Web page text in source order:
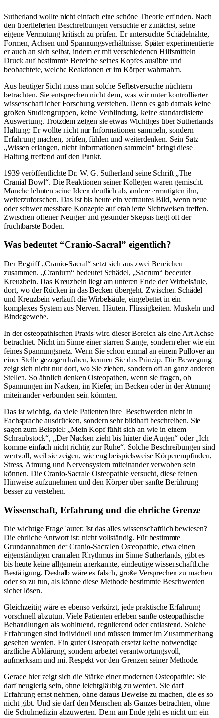
Sutherland wollte nicht einfach eine schöne Theorie erfinden. Nach
den überlieferten Beschreibungen versuchte er zunächst, seine
eigene Vermutung kritisch zu prüfen. Er untersuchte Schädelnähte,
Formen, Achsen und Spannungsverhältnisse. Später experimentierte
er auch an sich selbst, indem er mit verschiedenen Hilfsmitteln
Druck auf bestimmte Bereiche seines Kopfes ausübte und
beobachtete, welche Reaktionen er im Körper wahrnahm.
Aus heutiger Sicht muss man solche Selbstversuche nüchtern
betrachten. Sie entsprechen nicht dem, was wir unter kontrollierter
wissenschaftlicher Forschung verstehen. Denn es gab damals keine
großen Studiengruppen, keine Verblindung, keine standardisierte
Auswertung. Trotzdem zeigen sie etwas Wichtiges über Sutherlands
Haltung: Er wollte nicht nur Informationen sammeln, sondern
Erfahrung machen, prüfen, fühlen und weiterdenken. Sein Satz
„Wissen erlangen, nicht Informationen sammeln“ bringt diese
Haltung treffend auf den Punkt.
1939 veröffentlichte Dr. W. G. Sutherland seine Schrift „The
Cranial Bowl“. Die Reaktionen seiner Kollegen waren gemischt.
Manche lehnten seine Ideen deutlich ab, andere ermutigten ihn,
weiterzuforschen. Das ist bis heute ein vertrautes Bild, wenn neue
oder schwer messbare Konzepte auf etablierte Sichtweisen treffen.
Zwischen offener Neugier und gesunder Skepsis liegt oft der
fruchtbarste Boden.
Was bedeutet “Cranio-Sacral” eigentlich?
Der Begriff „Cranio-Sacral“ setzt sich aus zwei Bereichen
zusammen. „Cranium“ bedeutet Schädel, „Sacrum“ bedeutet
Kreuzbein. Das Kreuzbein liegt am unteren Ende der Wirbelsäule,
dort, wo der Rücken in das Becken übergeht. Zwischen Schädel
und Kreuzbein verläuft die Wirbelsäule, eingebettet in ein
komplexes System aus Nerven, Häuten, Flüssigkeiten, Muskeln und
Bindegewebe.
In der osteopathischen Praxis wird dieser Bereich als eine Art Achse
betrachtet. Nicht im Sinne einer starren Stange, sondern eher wie ein
feines Spannungsnetz. Wenn Sie schon einmal an einem Pullover an
einer Stelle gezogen haben, kennen Sie das Prinzip: Die Bewegung
zeigt sich nicht nur dort, wo Sie ziehen, sondern oft an ganz anderen
Stellen. So ähnlich denken Osteopathen, wenn sie fragen, ob
Spannungen im Nacken, im Kiefer, im Becken oder in der Atmung
miteinander verbunden sein könnten.
Das ist wichtig, da viele Patienten ihre Beschwerden nicht in
Fachsprache ausdrücken, sondern sehr bildhaft beschreiben. Sie
sagen zum Beispiel: „Mein Kopf fühlt sich an wie in einem
Schraubstock“, „Der Nacken zieht bis hinter die Augen“ oder „Ich
komme einfach nicht richtig zur Ruhe“. Solche Beschreibungen sind
wertvoll, weil sie zeigen, wie eng beispielsweise Körperempfinden,
Stress, Atmung und Nervensystem miteinander verwoben sein
können. Die Cranio-Sacrale Osteopathie versucht, diese feinen
Hinweise aufzunehmen und den Körper über sanfte Berührung
besser zu verstehen.
Wissenschaft, Erfahrung und die ehrliche Grenze
Die wichtige Frage lautet: Ist das alles wissenschaftlich bewiesen?
Die ehrliche Antwort ist: nicht vollständig. Für bestimmte
Grundannahmen der Cranio-Sacralen Osteopathie, etwa einen
eigenständigen cranialen Rhythmus im Sinne Sutherlands, gibt es
bis heute keine allgemein anerkannte, eindeutige wissenschaftliche
Bestätigung. Deshalb wäre es falsch, große Versprechen zu machen
oder so zu tun, als könne diese Methode bestimmte Beschwerden
sicher lösen.
Gleichzeitig wäre es ebenso verkürzt, jede praktische Erfahrung
vorschnell abzutun. Viele Patienten erleben sanfte osteopathische
Behandlungen als wohltuend, regulierend oder entlastend. Solche
Erfahrungen sind individuell und müssen immer im Zusammenhang
gesehen werden. Ein guter Osteopath ersetzt keine notwendige
ärztliche Abklärung, sondern arbeitet verantwortungsvoll,
aufmerksam und mit Respekt vor den Grenzen seiner Methode.
Gerade hier zeigt sich die Stärke einer modernen Osteopathie: Sie
darf neugierig sein, ohne leichtgläubig zu werden. Sie darf
Erfahrung ernst nehmen, ohne daraus Beweise zu machen, die es so
nicht gibt. Und sie darf den Menschen als Ganzes betrachten, ohne
die Schulmedizin abzuwerten. Denn am Ende geht es nicht um ein